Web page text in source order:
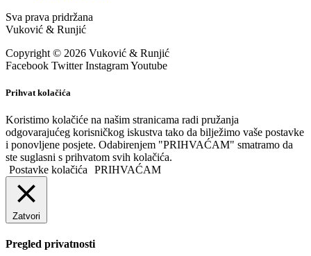
Sva prava pridržana
Vuković & Runjić
Copyright © 2026 Vuković & Runjić
Facebook Twitter InstagramYoutube
Prihvat kolačića
Koristimo kolačiće na našim stranicama radi pružanja
odgovarajućeg korisničkog iskustva tako da bilježimo vaše postavke
i ponovljene posjete. Odabirenjem "PRIHVAĆAM" smatramo da
ste suglasni s prihvatom svih kolačića.
Postavke kolačića
PRIHVAĆAM
Zatvori
Pregled privatnosti